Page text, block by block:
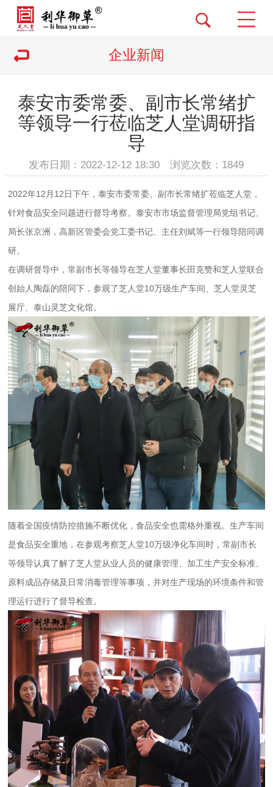
企业新闻
泰安市委常委、副市长常绪扩
等领导一行莅临芝人堂调研指
导
发布日期：2022-12-12 18:30 浏览次数： 1849
2022年12月12日下午，泰安市委常委、副市长常绪扩莅临芝人堂，
针对食品安全问题进行督导考察。泰安市市场监督管理局党组书记、
局长张京洲，高新区管委会党工委书记、主任刘斌等一行领导陪同调
研。
在调研督导中，常副市长等领导在芝人堂董事长田克赞和芝人堂联合
创始人陶磊的陪同下，参观了芝人堂10万级生产车间、芝人堂灵芝
展厅、泰山灵芝文化馆。
随着全国疫情防控措施不断优化，食品安全也需格外重视。生产车间
是食品安全重地，在参观考察芝人堂10万级净化车间时，常副市长
等领导认真了解了芝人堂从业人员的健康管理、加工生产安全标准、
原料成品存储及日常消毒管理等事项，并对生产现场的环境条件和管
理运行进行了督导检查。